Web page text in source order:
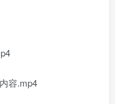
容.mp4